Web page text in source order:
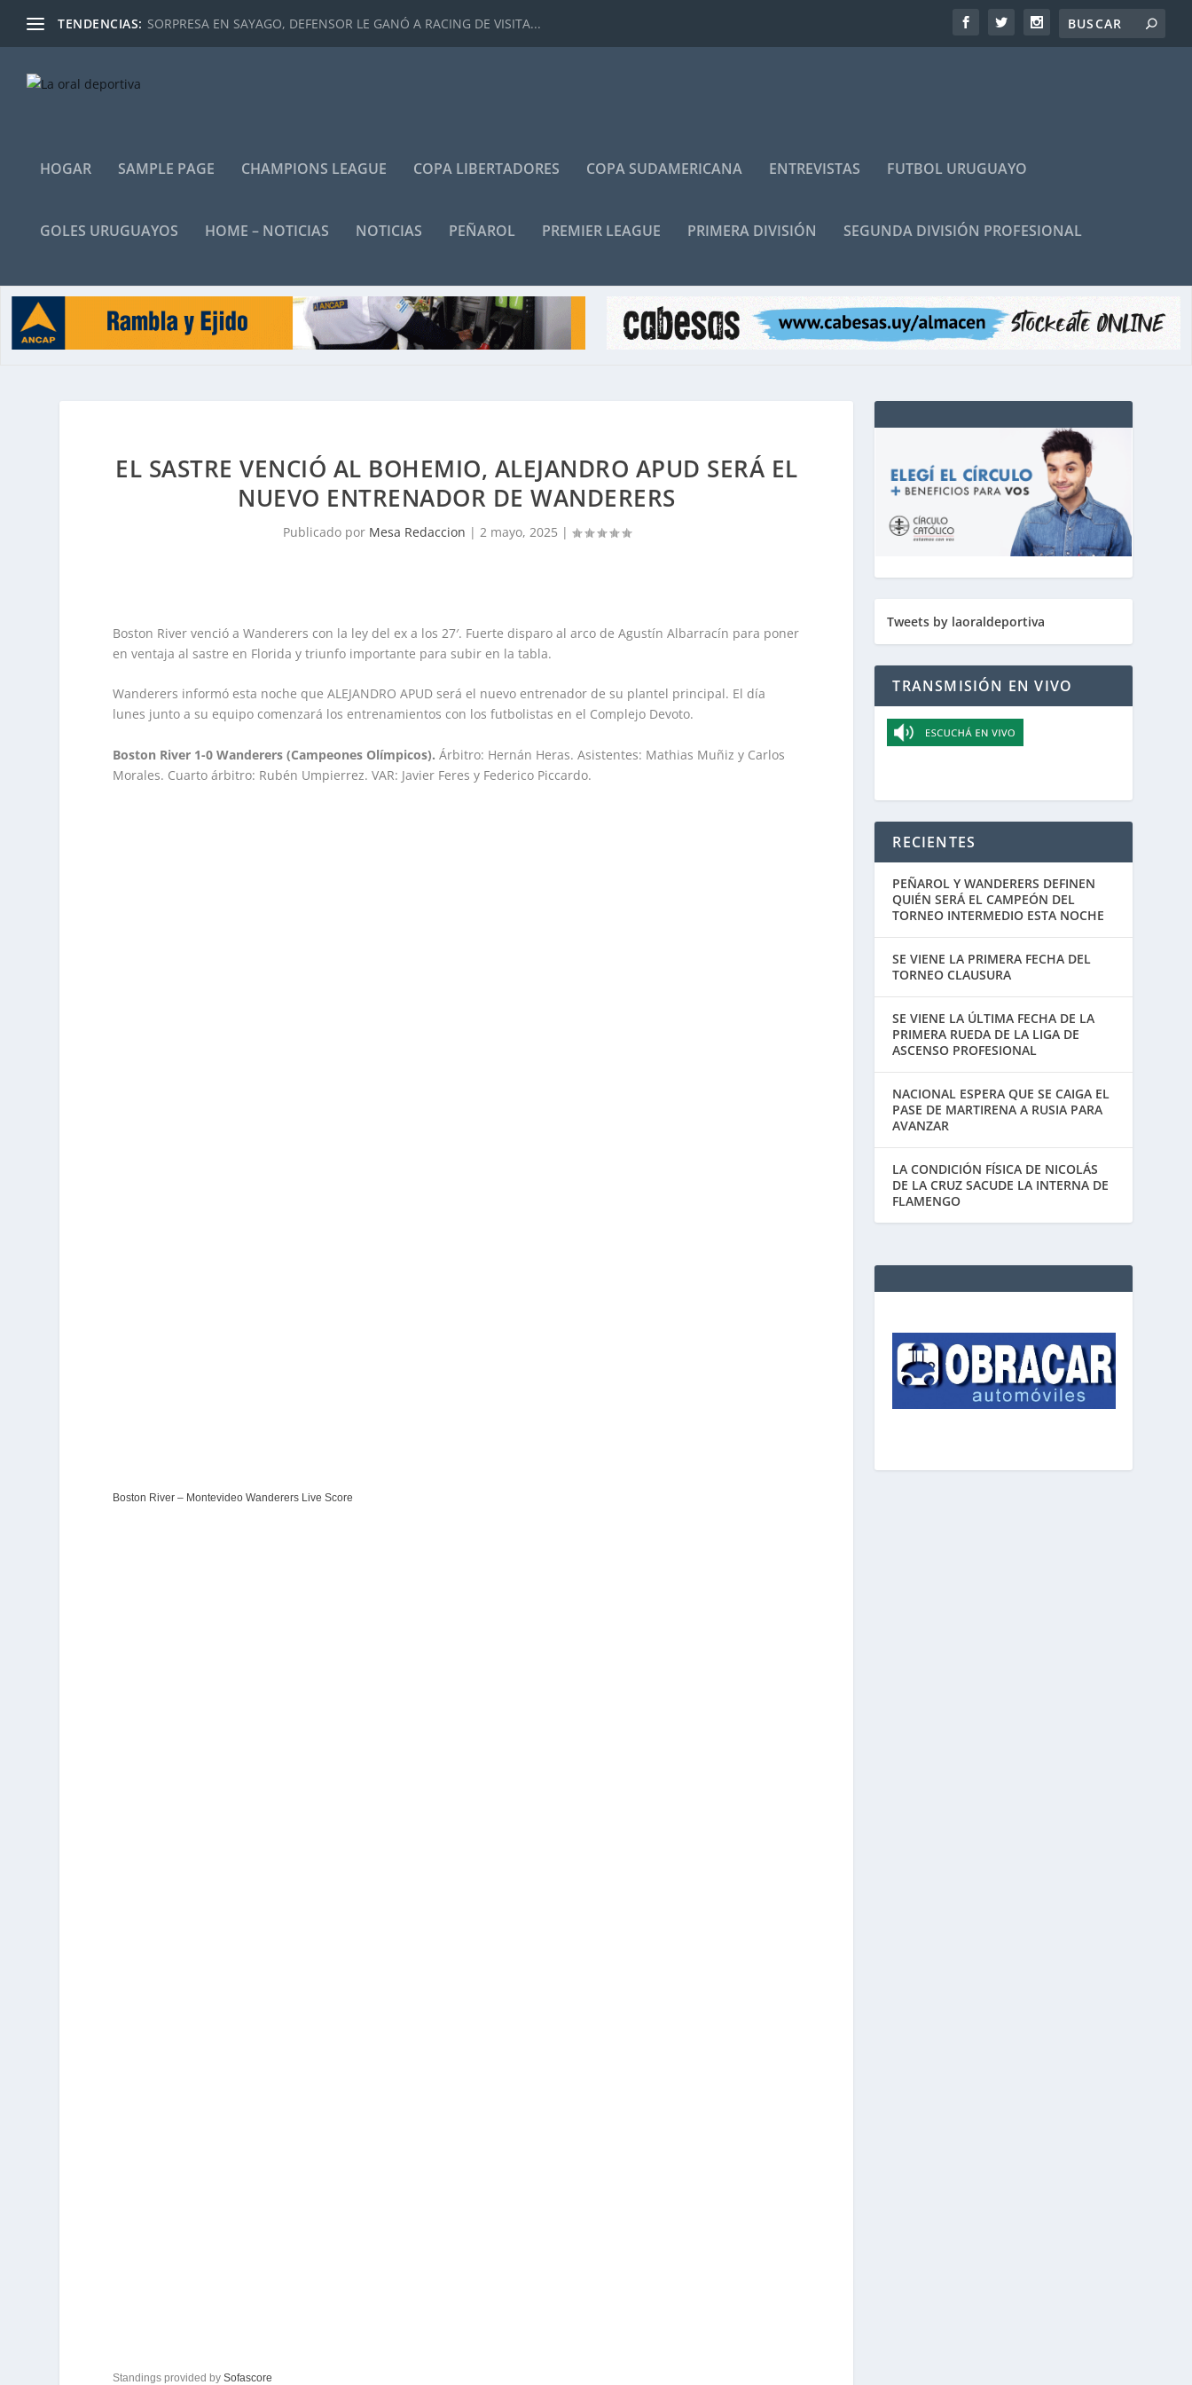
TENDENCIAS: SORPRESA EN SAYAGO, DEFENSOR LE GANÓ A RACING DE VISITA...
HOGAR SAMPLE PAGE CHAMPIONS LEAGUE COPA LIBERTADORES COPA SUDAMERICANA ENTREVISTAS FUTBOL URUGUAYO
GOLES URUGUAYOS HOME – NOTICIAS NOTICIAS PEÑAROL PREMIER LEAGUE PRIMERA DIVISIÓN SEGUNDA DIVISIÓN PROFESIONAL
EL SASTRE VENCIÓ AL BOHEMIO, ALEJANDRO APUD SERÁ EL
NUEVO ENTRENADOR DE WANDERERS
Publicado por Mesa Redaccion | 2 mayo, 2025 |
Boston River venció a Wanderers con la ley del ex a los 27′. Fuerte disparo al arco de Agustín Albarracín para poner
en ventaja al sastre en Florida y triunfo importante para subir en la tabla.
Wanderers informó esta noche que ALEJANDRO APUD será el nuevo entrenador de su plantel principal. El día
lunes junto a su equipo comenzará los entrenamientos con los futbolistas en el Complejo Devoto.
Boston River 1-0 Wanderers (Campeones Olímpicos). Árbitro: Hernán Heras. Asistentes: Mathias Muñiz y Carlos
Morales. Cuarto árbitro: Rubén Umpierrez. VAR: Javier Feres y Federico Piccardo.
Boston River – Montevideo Wanderers Live Score
Standings provided bySofascore
Tweets by laoraldeportiva
TRANSMISIÓN EN VIVO
RECIENTES
PEÑAROL Y WANDERERS DEFINEN
QUIÉN SERÁ EL CAMPEÓN DEL
TORNEO INTERMEDIO ESTA NOCHE
SE VIENE LA PRIMERA FECHA DEL
TORNEO CLAUSURA
SE VIENE LA ÚLTIMA FECHA DE LA
PRIMERA RUEDA DE LA LIGA DE
ASCENSO PROFESIONAL
NACIONAL ESPERA QUE SE CAIGA EL
PASE DE MARTIRENA A RUSIA PARA
AVANZAR
LA CONDICIÓN FÍSICA DE NICOLÁS
DE LA CRUZ SACUDE LA INTERNA DE
FLAMENGO